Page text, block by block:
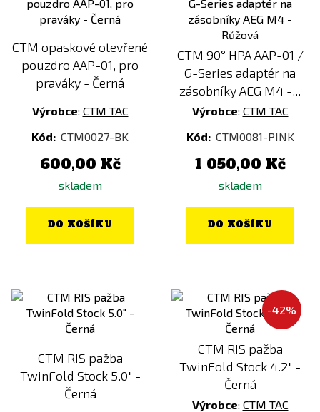
Oranžová
Písková
Růžová
Šedá
Stříbrná
Zelená
Zlatá
Cena
CTM opaskové otevřené
pouzdro AAP-01, pro
praváky - Černá
Výrobce: CTM TAC
Kód: CTM0027-BK
600,00 Kč
skladem
DO KOŠÍKU
CTM 90° HPA AAP-01 /
G-Series adaptér na
zásobníky AEG M4 -...
Výrobce: CTM TAC
Kód: CTM0081-PINK
1 050,00 Kč
skladem
DO KOŠÍKU
CTM RIS pažba
TwinFold Stock 5.0" -
Černá
-42%
CTM RIS pažba
TwinFold Stock 4.2" -
Černá
Výrobce: CTM TAC